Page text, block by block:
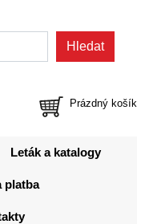
Prázdný košík
Leták a katalogy
platba